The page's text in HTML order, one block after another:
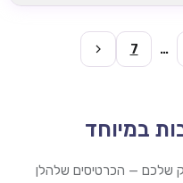
…
7
במיוחד
שלכם — הכרטיסים שלהלן